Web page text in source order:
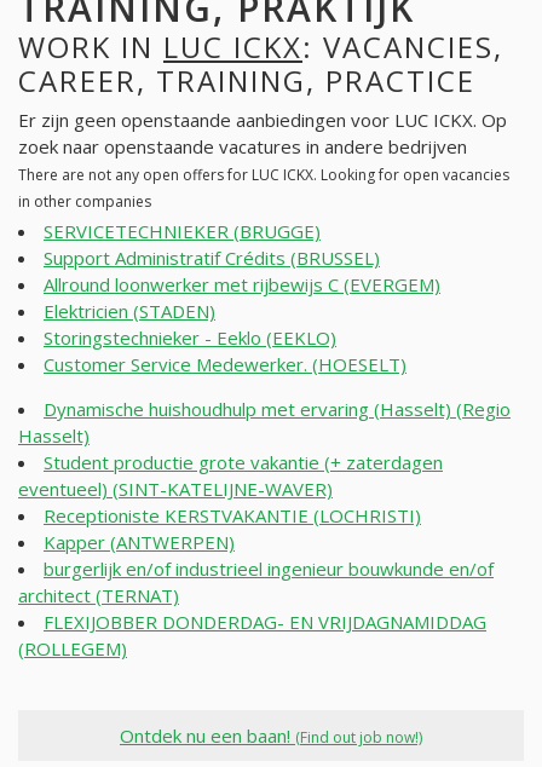
WORK IN LUC ICKX: VACANCIES,
CAREER, TRAINING, PRACTICE
Er zijn geen openstaande aanbiedingen voor LUC ICKX. Op
zoek naar openstaande vacatures in andere bedrijven
There are not any open offers for LUC ICKX. Looking for open vacancies
in other companies
SERVICETECHNIEKER (BRUGGE)
Support Administratif Crédits (BRUSSEL)
Allround loonwerker met rijbewijs C (EVERGEM)
Elektricien (STADEN)
Storingstechnieker - Eeklo (EEKLO)
Customer Service Medewerker. (HOESELT)
Dynamische huishoudhulp met ervaring (Hasselt) (Regio
Hasselt)
Student productie grote vakantie (+ zaterdagen
eventueel) (SINT-KATELIJNE-WAVER)
Receptioniste KERSTVAKANTIE (LOCHRISTI)
Kapper (ANTWERPEN)
burgerlijk en/of industrieel ingenieur bouwkunde en/of
architect (TERNAT)
FLEXIJOBBER DONDERDAG- EN VRIJDAGNAMIDDAG
(ROLLEGEM)
Ontdek nu een baan! (Find out job now!)